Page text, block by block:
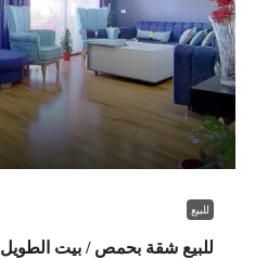
للبيع
للبيع شقة بحمص / بيت الطويل